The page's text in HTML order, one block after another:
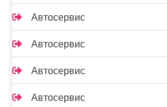
Автосервис
Автосервис
Автосервис
Автосервис